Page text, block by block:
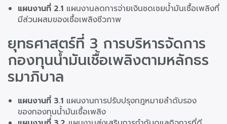
แผนงานที่ 2.1 แผนงานลดการจ่ายเงินชดเชยน้ำมันเชื้อเพลิงที่
มีส่วนผสมของเชื้อเพลิงชีวภาพ
ยุทธศาสตร์ที่ 3 การบริหารจัดการ
กองทุนน้ำมันเชื้อเพลิงตามหลักธร
รมาภิบาล
แผนงานที่ 3.1 แผนงานการปรับปรุงกฎหมายลำดับรอง
ของกองทุนน้ำมันเชื้อเพลิง